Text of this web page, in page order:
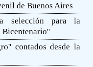
de Buenos Aires
selección para la
Bicentenario''
contados desde la